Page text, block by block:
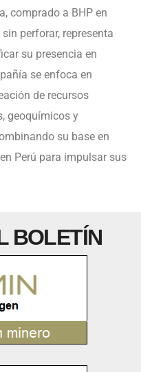
comprado a BHP en
perforar, representa
su presencia en
se enfoca en
de recursos
geoquímicos y
su base en
Perú para impulsar sus
BOLETÍN